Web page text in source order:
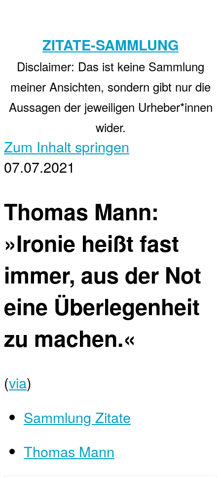
ZITATE-SAMMLUNG
Disclaimer: Das ist keine Sammlung
meiner Ansichten, sondern gibt nur die
Aussagen der jeweiligen Urheber*innen
wider.
Zum Inhalt springen
07.07.2021
Thomas Mann:
»Ironie heißt fast
immer, aus der Not
eine Überlegenheit
zu machen.«
(via)
Sammlung Zitate
Thomas Mann